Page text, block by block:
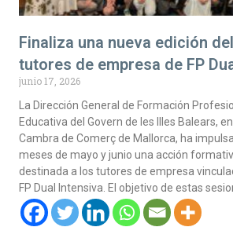
Finaliza una nueva edición
tutores de empresa de FP
junio 17, 2026
La Dirección General de Formación
Educativa del Govern de les Illes Balears,
Cambra de Comerç de Mallorca, ha
meses de mayo y junio una acción
destinada a los tutores de empresa
FP Dual Intensiva. El objetivo de estas